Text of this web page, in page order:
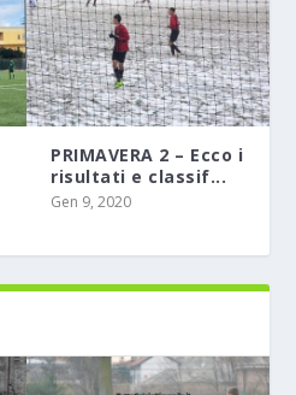
PRIMAVERA 2 – Ecco i
risultati e classif...
Gen 9, 2020